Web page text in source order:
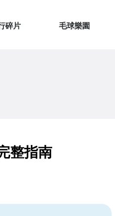
碎片 毛球樂園
整指南